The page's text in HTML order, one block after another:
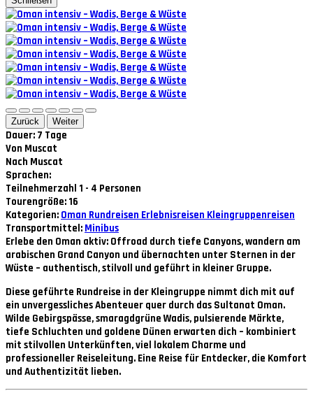
Zurück Weiter
Dauer: 7 Tage
Von Muscat
Nach Muscat
Sprachen:
Teilnehmerzahl 1 - 4 Personen
Tourengröße: 16
Kategorien: Oman Rundreisen Erlebnisreisen Kleingruppenreisen
Transportmittel: Minibus
Erlebe den Oman aktiv: Offroad durch tiefe Canyons, wandern am
arabischen Grand Canyon und übernachten unter Sternen in der
Wüste – authentisch, stilvoll und geführt in kleiner Gruppe.
Diese geführte Rundreise in der Kleingruppe nimmt dich mit auf
ein unvergessliches Abenteuer quer durch das Sultanat Oman.
Wilde Gebirgspässe, smaragdgrüne Wadis, pulsierende Märkte,
tiefe Schluchten und goldene Dünen erwarten dich – kombiniert
mit stilvollen Unterkünften, viel lokalem Charme und
professioneller Reiseleitung. Eine Reise für Entdecker, die Komfort
und Authentizität lieben.